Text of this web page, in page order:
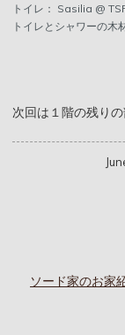
トイレ： Sasilia @
トイレとシャワーの
次回は１階の残り
ソード家のお家